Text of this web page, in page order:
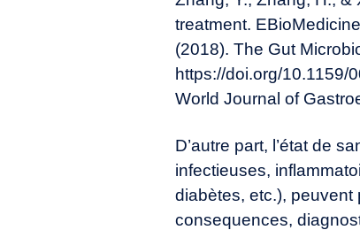
treatment.
(2018). The Gut
https://doi.org/10.1159/
World Journal of
D’autre part, l’état de
infectieuses,
diabètes, etc.),
consequences,